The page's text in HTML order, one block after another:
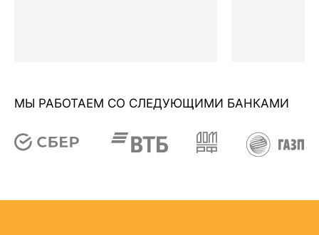
МЫ РАБОТАЕМ СО СЛЕДУЮЩИМИ БАНКАМИ